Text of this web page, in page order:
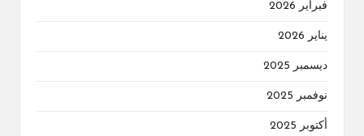
فبراير 2026
يناير 2026
ديسمبر 2025
نوفمبر 2025
أكتوبر 2025